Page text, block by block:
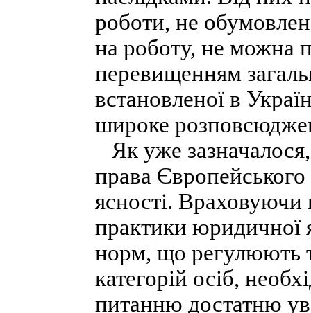
роботи, не
на роботу, не можна
перевищенням
встановленої в
широке
Як уже
права
ясності. Враховуючи
практики юридичної
норм, що регулюють
категорій осіб,
питанню достатню